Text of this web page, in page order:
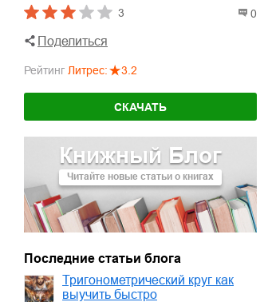
3 0
Поделиться
Рейтинг Литрес: 3.2
СКАЧАТЬ
Книжный Блог
Читайте новые статьи о книгах
Последние статьи блога
Тригонометрический круг как
выучить быстро